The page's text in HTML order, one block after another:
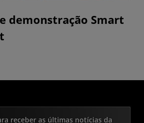
demonstração Smart
receber as últimas notícias da